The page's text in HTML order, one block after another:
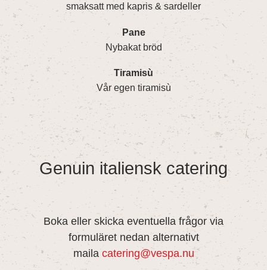
smaksatt med kapris & sardeller
Pane
Nybakat bröd
Tiramisù
Vår egen tiramisù
Genuin italiensk catering
Boka eller skicka eventuella frågor via
formuläret nedan alternativt
maila catering@vespa.nu